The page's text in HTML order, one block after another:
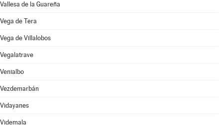
Vallesa de la Guareña
Vega de Tera
Vega de Villalobos
Vegalatrave
Venialbo
Vezdemarbán
Vidayanes
Videmala